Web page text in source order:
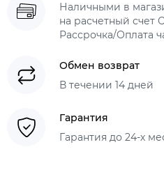
Наличными в
на расчетный счет
Рассрочка/Оплата
Обмен возврат
В течении 14 дней
Гарантия
Гарантия до 24-х